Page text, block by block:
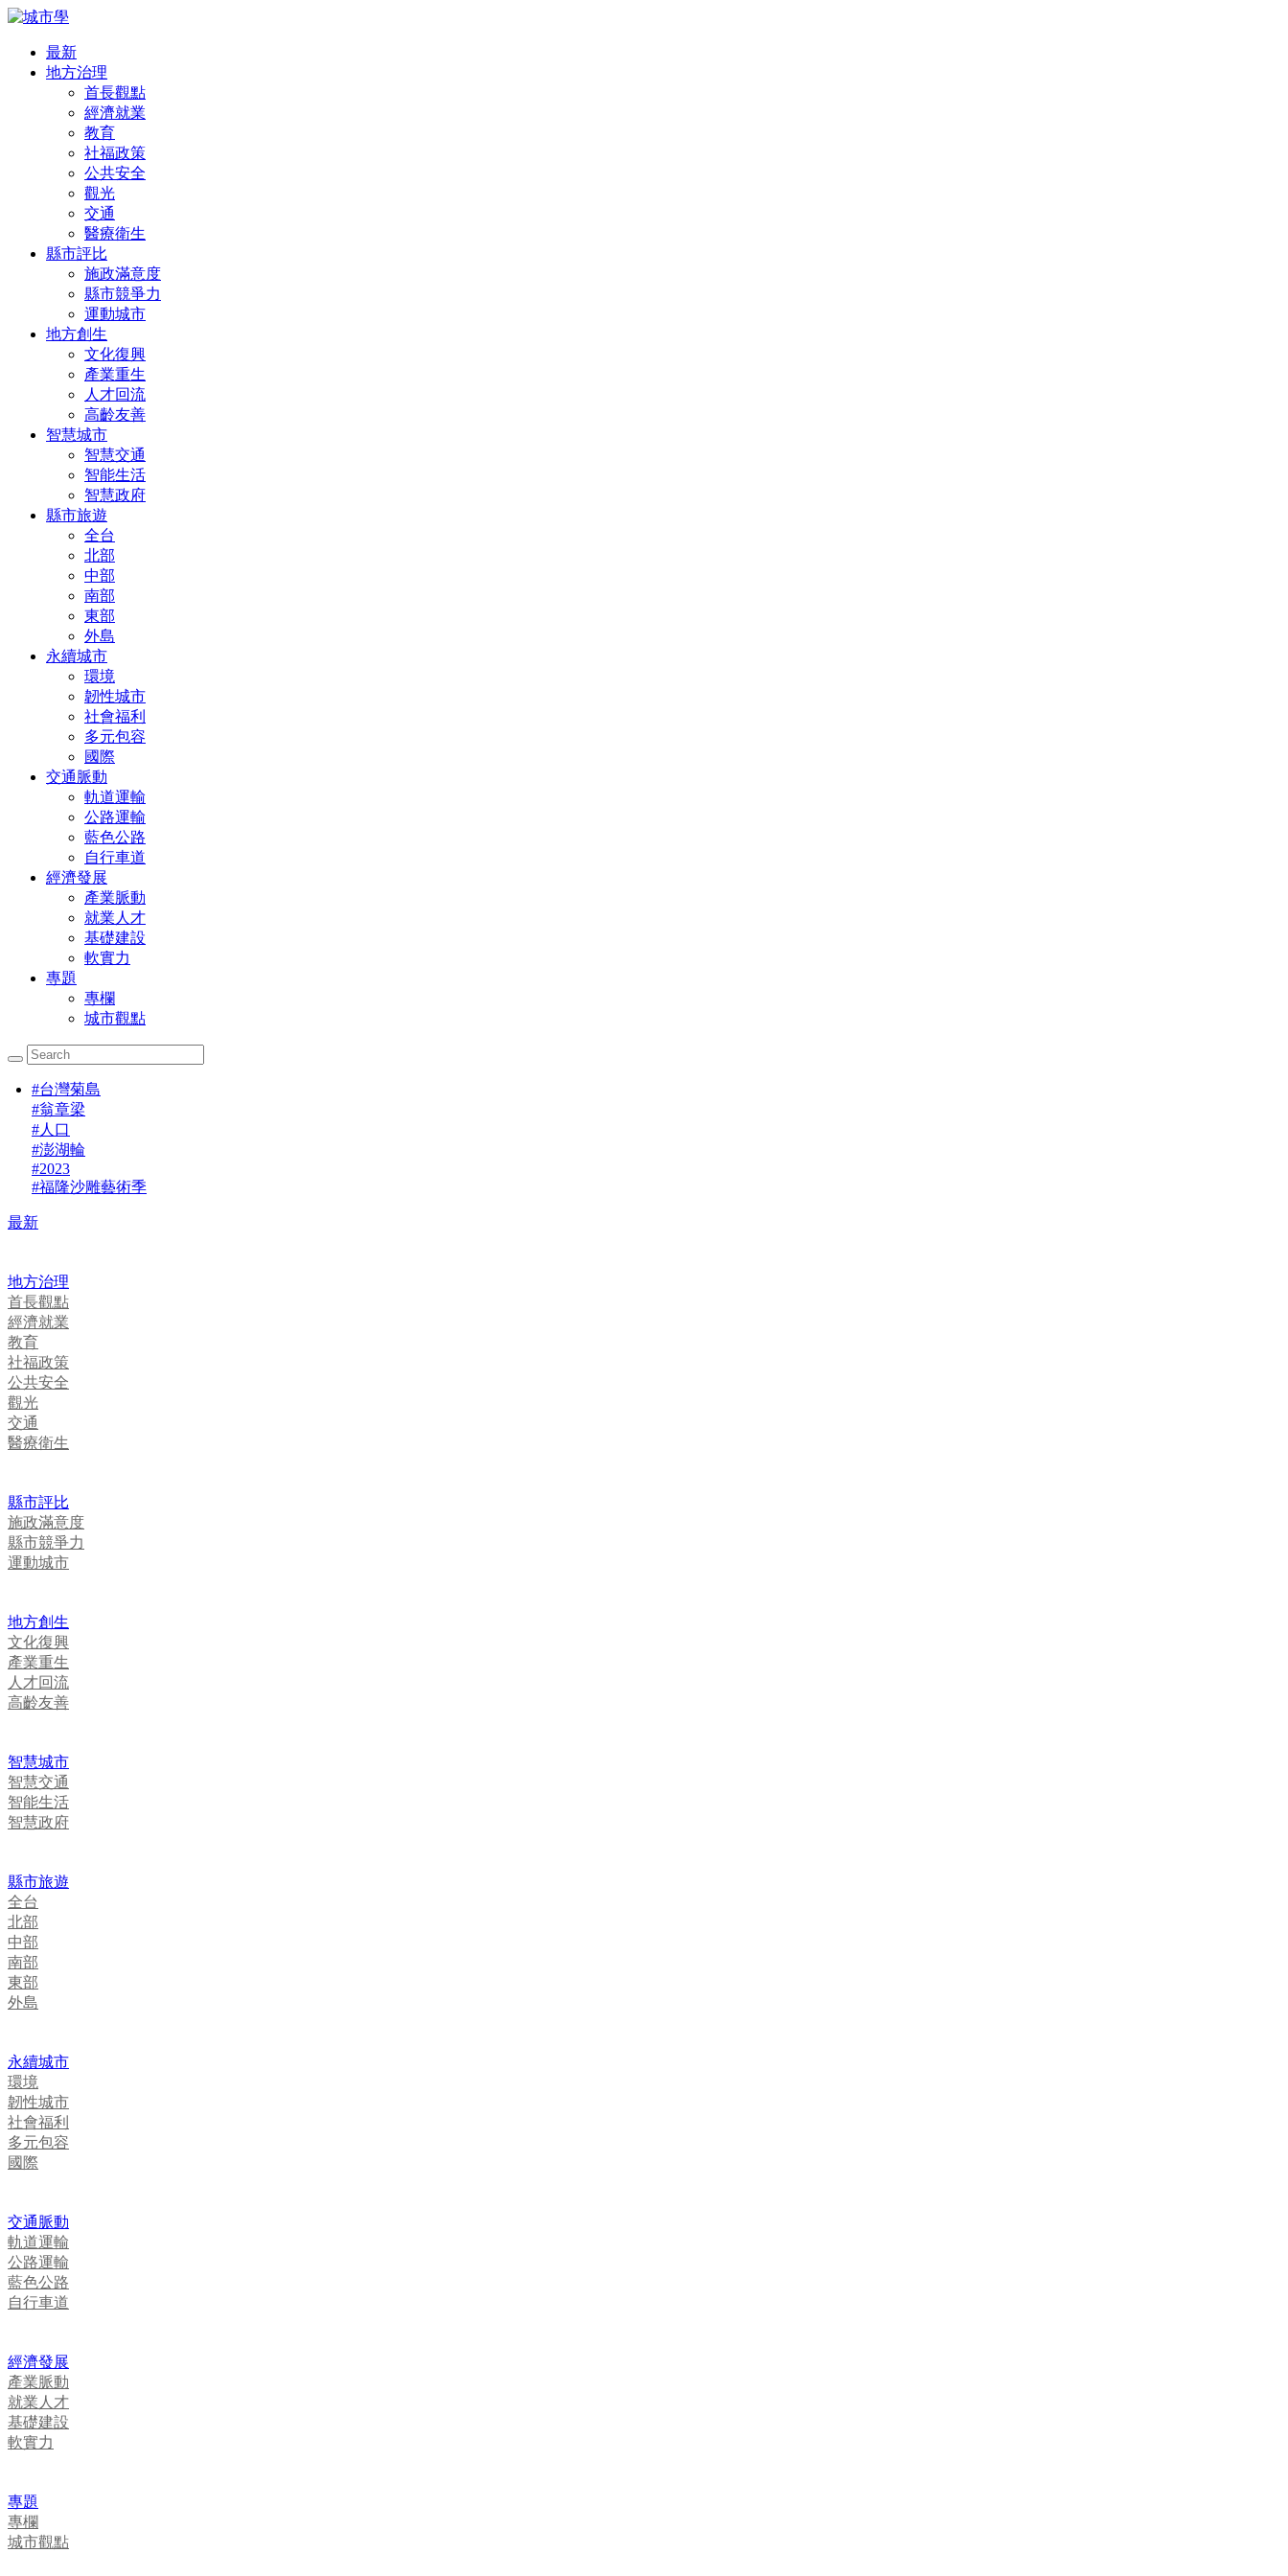
最新
地方治理
首長觀點
經濟就業
教育
社福政策
公共安全
觀光
交通
醫療衛生
縣市評比
施政滿意度
縣市競爭力
運動城市
地方創生
文化復興
產業重生
人才回流
高齡友善
智慧城市
智慧交通
智能生活
智慧政府
縣市旅遊
全台
北部
中部
南部
東部
外島
永續城市
環境
韌性城市
社會福利
多元包容
國際
交通脈動
軌道運輸
公路運輸
藍色公路
自行車道
經濟發展
產業脈動
就業人才
基礎建設
軟實力
專題
專欄
城市觀點
#台灣菊島
#翁章梁
#人口
#澎湖輪
#2023
#福隆沙雕藝術季
最新
地方治理
首長觀點
經濟就業
教育
社福政策
公共安全
觀光
交通
醫療衛生
縣市評比
施政滿意度
縣市競爭力
運動城市
地方創生
文化復興
產業重生
人才回流
高齡友善
智慧城市
智慧交通
智能生活
智慧政府
縣市旅遊
全台
北部
中部
南部
東部
外島
永續城市
環境
韌性城市
社會福利
多元包容
國際
交通脈動
軌道運輸
公路運輸
藍色公路
自行車道
經濟發展
產業脈動
就業人才
基礎建設
軟實力
專題
專欄
城市觀點